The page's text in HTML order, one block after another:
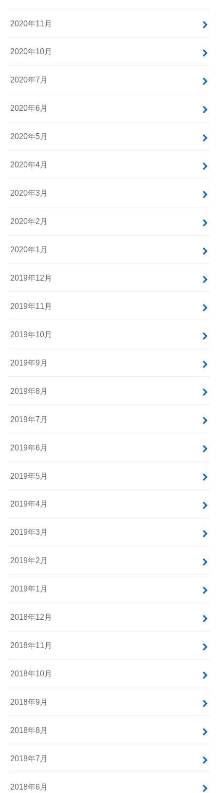
2020年11月
2020年10月
2020年7月
2020年6月
2020年5月
2020年4月
2020年3月
2020年2月
2020年1月
2019年12月
2019年11月
2019年10月
2019年9月
2019年8月
2019年7月
2019年6月
2019年5月
2019年4月
2019年3月
2019年2月
2019年1月
2018年12月
2018年11月
2018年10月
2018年9月
2018年8月
2018年7月
2018年6月